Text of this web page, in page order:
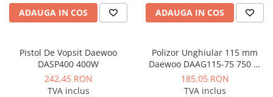
Servoregulatoare
Ventile termice de amestec
Traductoare
ADAUGA IN COS ADAUGA IN COS
Pistol De Vopsit Daewoo
DASP400 400W
242,45 RON
TVA inclus
Polizor Unghiular 115 mm
Daewoo DAAG115-75 750 W
11.000 rpm
185,05 RON
TVA inclus